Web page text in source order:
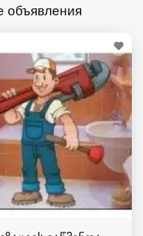
объявления